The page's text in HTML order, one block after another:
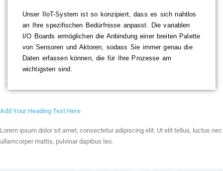
Unser IIoT-System ist so konzipiert, dass es sich nahtlos
an Ihre spezifischen Bedürfnisse anpasst. Die variablen
I/O Boards ermöglichen die Anbindung einer breiten Palette
von Sensoren und Aktoren, sodass Sie immer genau die
Daten erfassen können, die für Ihre Prozesse am
wichtigsten sind.
Add Your Heading Text Here
Lorem ipsum dolor sit amet, consectetur adipiscing elit. Ut elit tellus, luctus nec
ullamcorper mattis, pulvinar dapibus leo.